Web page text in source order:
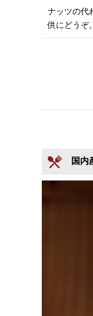
ナッツの代
供にどうぞ。
国内